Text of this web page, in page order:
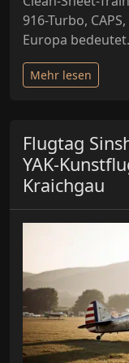
916-Turbo,
Europa bedeutet.
Mehr lesen
Flugtag
YAK-
Kraichgau